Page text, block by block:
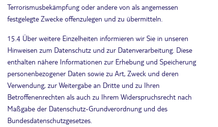
Terrorismusbekämpfung oder andere von als angemessen
festgelegte Zwecke offenzulegen und zu übermitteln.
15.4 Über weitere Einzelheiten informieren wir Sie in unseren
Hinweisen zum Datenschutz und zur Datenverarbeitung. Diese
enthalten nähere Informationen zur Erhebung und Speicherung
personenbezogener Daten sowie zu Art, Zweck und deren
Verwendung, zur Weitergabe an Dritte und zu Ihren
Betroffenenrechten als auch zu Ihrem Widerspruchsrecht nach
Maßgabe der Datenschutz-Grundverordnung und des
Bundesdatenschutzgesetzes.